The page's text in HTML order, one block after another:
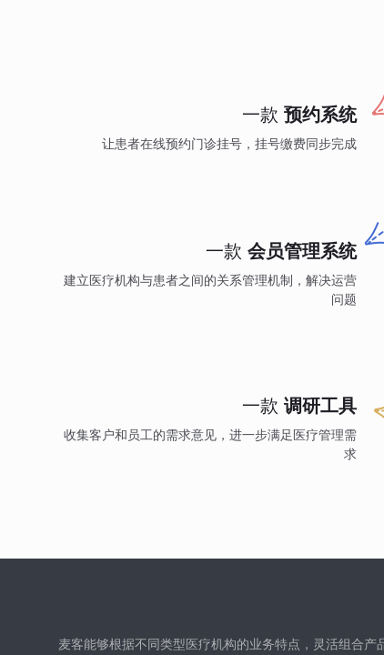
一款 预约系统
让患者在线预约门诊挂号，挂号缴费同步完成
一款 会员管理系统
建立医疗机构与患者之间的关系管理机制，解决运营
问题
一款 调研工具
收集客户和员工的需求意见，进一步满足医疗管理需
求
麦客能够根据不同类型医疗机构的业务特点，灵活组合